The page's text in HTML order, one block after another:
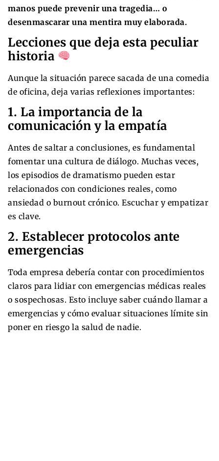
manos puede prevenir una tragedia… o
desenmascarar una mentira muy elaborada.
Lecciones que deja esta peculiar
historia
Aunque la situación parece sacada de una comedia
de oficina, deja varias reflexiones importantes:
1. La importancia de la
comunicación y la empatía
Antes de saltar a conclusiones, es fundamental
fomentar una cultura de diálogo. Muchas veces,
los episodios de dramatismo pueden estar
relacionados con condiciones reales, como
ansiedad o burnout crónico. Escuchar y empatizar
es clave.
2. Establecer protocolos ante
emergencias
Toda empresa debería contar con procedimientos
claros para lidiar con emergencias médicas reales
o sospechosas. Esto incluye saber cuándo llamar a
emergencias y cómo evaluar situaciones límite sin
poner en riesgo la salud de nadie.